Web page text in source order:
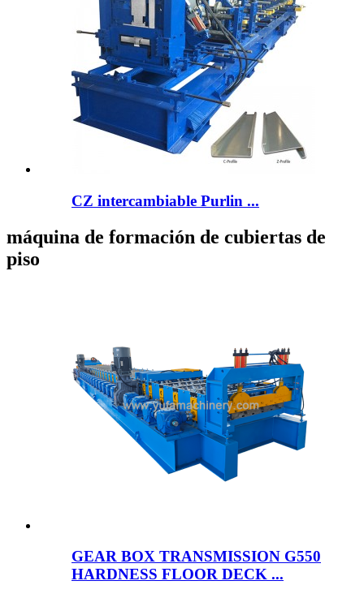
CZ intercambiable Purlin ...
máquina de formación de cubiertas de
piso
GEAR BOX TRANSMISSION G550
HARDNESS FLOOR DECK ...